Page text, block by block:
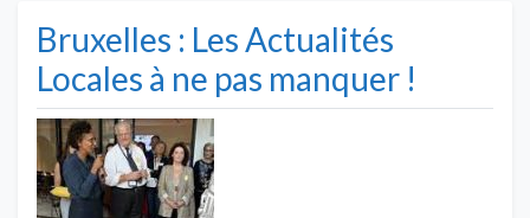
Bruxelles : Les Actualités
Locales à ne pas manquer !